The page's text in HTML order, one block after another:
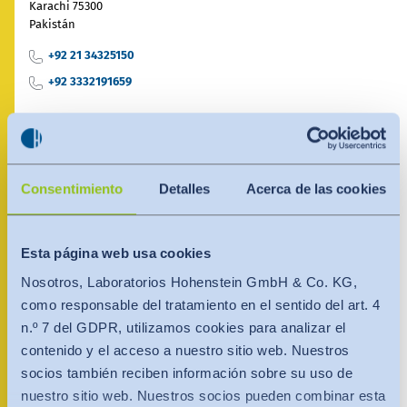
Consentimiento Detalles Acerca de las cookies
Esta página web usa cookies
Nosotros, Laboratorios Hohenstein GmbH & Co. KG,
como responsable del tratamiento en el sentido del art. 4
n.º 7 del GDPR, utilizamos cookies para analizar el
contenido y el acceso a nuestro sitio web. Nuestros
socios también reciben información sobre su uso de
nuestro sitio web. Nuestros socios pueden combinar esta
English
Việt Nam
Indonesia
bahasa Indonesia
English
Việt Nam
Tiếng Việt
Indonesia
bahasa Indonesia
中国
Contacto
Karachi 75300
Pakistán
+92 21 34325150
+92 3332191659
Persona de contacto